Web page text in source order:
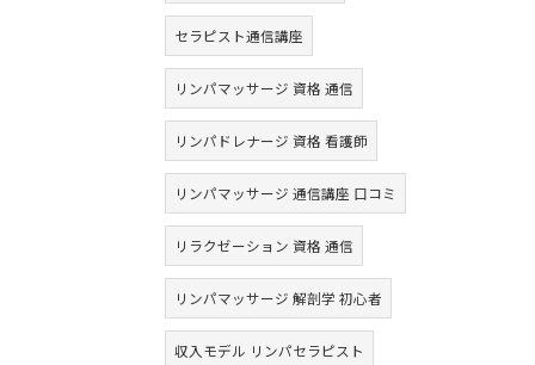
セラピスト通信講座
リンパマッサージ 資格 通信
リンパドレナージ 資格 看護師
リンパマッサージ 通信講座 口コミ
リラクゼーション 資格 通信
リンパマッサージ 解剖学 初心者
収入モデル リンパセラピスト